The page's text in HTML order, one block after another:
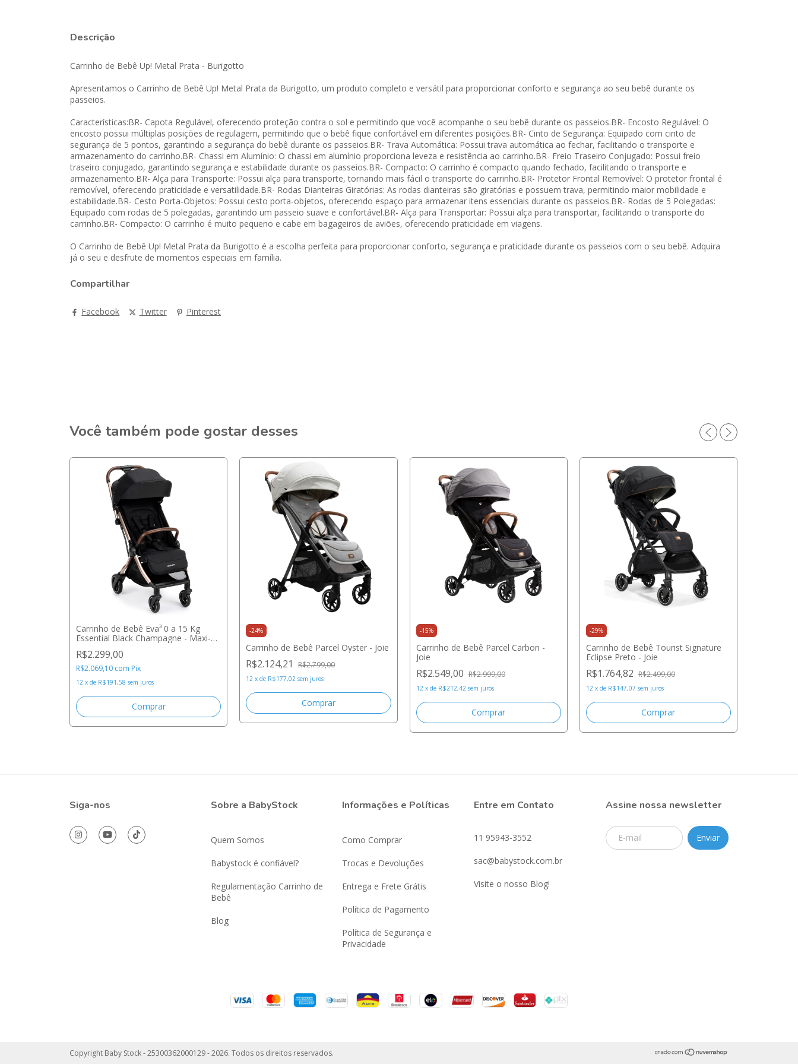
Descrição
Carrinho de Bebê Up! Metal Prata - Burigotto
Apresentamos o Carrinho de Bebê Up! Metal Prata da Burigotto, um produto completo e versátil para proporcionar conforto e segurança ao seu bebê durante os
passeios.
Características:BR- Capota Regulável, oferecendo proteção contra o sol e permitindo que você acompanhe o seu bebê durante os passeios.BR- Encosto Regulável: O
encosto possui múltiplas posições de regulagem, permitindo que o bebê fique confortável em diferentes posições.BR- Cinto de Segurança: Equipado com cinto de
segurança de 5 pontos, garantindo a segurança do bebê durante os passeios.BR- Trava Automática: Possui trava automática ao fechar, facilitando o transporte e
armazenamento do carrinho.BR- Chassi em Alumínio: O chassi em alumínio proporciona leveza e resistência ao carrinho.BR- Freio Traseiro Conjugado: Possui freio
traseiro conjugado, garantindo segurança e estabilidade durante os passeios.BR- Compacto: O carrinho é compacto quando fechado, facilitando o transporte e
armazenamento.BR- Alça para Transporte: Possui alça para transporte, tornando mais fácil o transporte do carrinho.BR- Protetor Frontal Removível: O protetor frontal é
removível, oferecendo praticidade e versatilidade.BR- Rodas Dianteiras Giratórias: As rodas dianteiras são giratórias e possuem trava, permitindo maior mobilidade e
estabilidade.BR- Cesto Porta-Objetos: Possui cesto porta-objetos, oferecendo espaço para armazenar itens essenciais durante os passeios.BR- Rodas de 5 Polegadas:
Equipado com rodas de 5 polegadas, garantindo um passeio suave e confortável.BR- Alça para Transportar: Possui alça para transportar, facilitando o transporte do
carrinho.BR- Compacto: O carrinho é muito pequeno e cabe em bagageiros de aviões, oferecendo praticidade em viagens.
O Carrinho de Bebê Up! Metal Prata da Burigotto é a escolha perfeita para proporcionar conforto, segurança e praticidade durante os passeios com o seu bebê. Adquira
já o seu e desfrute de momentos especiais em família.
Compartilhar
Facebook Twitter Pinterest
Você também pode gostar desses
Carrinho de Bebê Eva³ 0 a 15 Kg
Essential Black Champagne - Maxi-
R$2.299,00
R$2.069,10 com Pix
12 x de R$191,58 sem juros
-24%
Carrinho de Bebê Parcel Oyster - Joie
R$2.124,21 R$2.799,00
12 xde R$177,02 sem juros
-15%
Carrinho de Bebê Parcel Carbon -
Joie
R$2.549,00 R$2.999,00
12 x de R$212,42 sem juros
-29%
Carrinho de Bebê Tourist Signature
Eclipse Preto - Joie
R$1.764,82 R$2.499,00
12 x de R$147,07 sem juros
Siga-nos Sobre a BabyStock
Quem Somos
Babystock é confiável?
Regulamentação Carrinho de
Bebê
Blog
Informações e Políticas
Como Comprar
Trocas e Devoluções
Entrega e Frete Grátis
Política de Pagamento
Política de Segurança e
Privacidade
Entre em Contato
11 95943-3552
sac@babystock.com.br
Visite o nosso Blog!
Assine nossa newsletter
Copyright Baby Stock - 25300362000129 - 2026. Todos os direitos reservados.